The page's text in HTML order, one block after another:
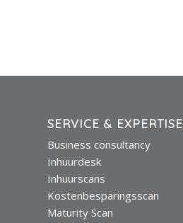
SERVICE & EXPERTISE
Business consultancy
Inhuurdesk
Inhuurscans
Kostenbesparingsscan
Maturity Scan